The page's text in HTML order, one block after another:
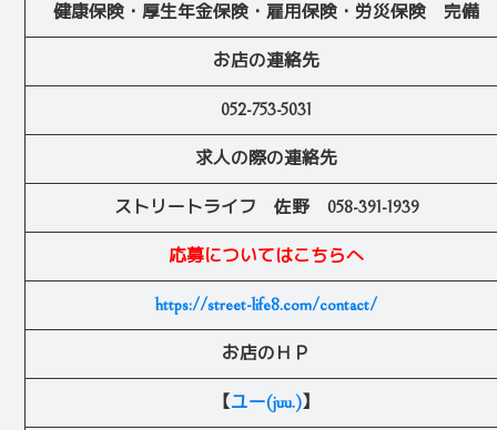
健康保険・厚生年金保険・雇用保険・労災保険 完備
お店の連絡先
052-753-5031
求人の際の連絡先
ストリートライフ 佐野 058-391-1939
応募についてはこちらへ
https://street-life8.com/contact/
お店のＨＰ
【ユー(juu.)】